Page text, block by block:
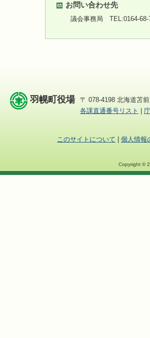
お問い合わせ先
議会事務局 TEL:0164-
羽幌町役場
〒 078-4198 北海道苫
各課直通番号リスト
このサイトについて 個人情報
Copyright ©